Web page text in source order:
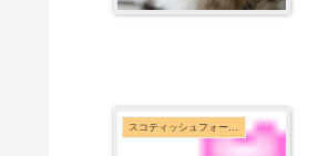
スコティッシュフォールド